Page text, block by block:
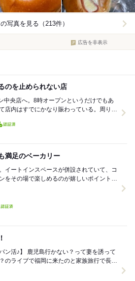
写真を見る（213件）
広告を非表示
のを止められない店
中央店へ。8時オープンというだけでもあ
店内はすでにかなり賑わっている。周りを
満足のベーカリー
イートインスペースが併設されていて、コ
をその場で楽しめるのが嬉しいポイントで
って妻を誘って
のライブで福岡に来たのと家族旅行で長崎